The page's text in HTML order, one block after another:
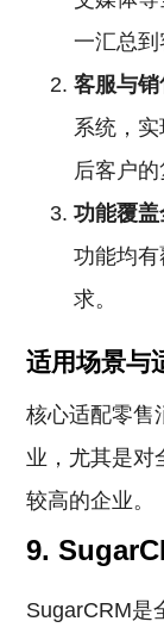
一汇总到
客服与
系统，实
后客户的
功能覆盖
功能均
求。
适用场景与
核心适配零售
业，尤其是对
较高的企业。
9.
SugarCRM是